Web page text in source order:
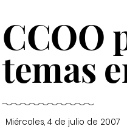
CCOO
temas
Miércoles, 4 de julio de 2007